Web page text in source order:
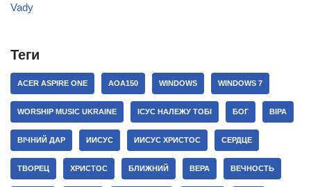
Vady
Теги
ACER ASPIRE ONE AOA150 WINDOWS WINDOWS 7
WORSHIP MUSIC UKRAINE ІСУС НАЛЕЖУ ТОБІ БОГ ВІРА
ВІЧНИЙ ДАР ИИСУС ИИСУС ХРИСТОС СЕРДЦЕ
ТВОРЕЦ ХРИСТОС БЛИЖНИЙ ВЕРА ВЕЧНОСТЬ